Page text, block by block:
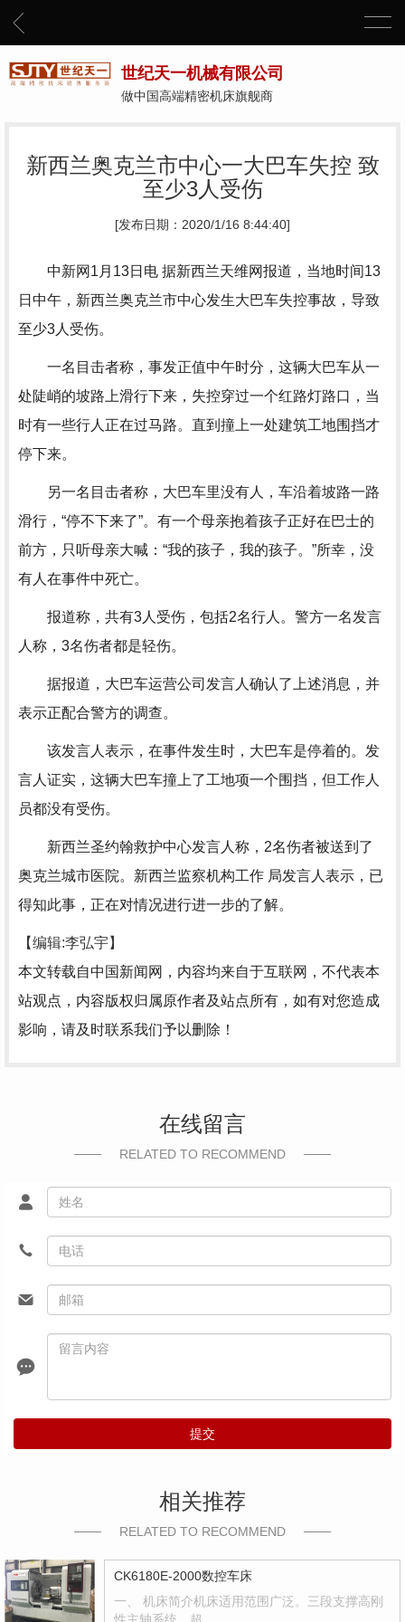
世纪天一机械有限公司
做中国高端精密机床旗舰商
新西兰奥克兰市中心一大巴车失控 致
至少3人受伤
[发布日期：2020/1/16 8:44:40]
中新网1月13日电 据新西兰天维网报道，当地时间13
日中午，新西兰奥克兰市中心发生大巴车失控事故，导致
至少3人受伤。
一名目击者称，事发正值中午时分，这辆大巴车从一
处陡峭的坡路上滑行下来，失控穿过一个红路灯路口，当
时有一些行人正在过马路。直到撞上一处建筑工地围挡才
停下来。
另一名目击者称，大巴车里没有人，车沿着坡路一路
滑行，“停不下来了”。有一个母亲抱着孩子正好在巴士的
前方，只听母亲大喊：“我的孩子，我的孩子。”所幸，没
有人在事件中死亡。
报道称，共有3人受伤，包括2名行人。警方一名发言
人称，3名伤者都是轻伤。
据报道，大巴车运营公司发言人确认了上述消息，并
表示正配合警方的调查。
该发言人表示，在事件发生时，大巴车是停着的。发
言人证实，这辆大巴车撞上了工地项一个围挡，但工作人
员都没有受伤。
新西兰圣约翰救护中心发言人称，2名伤者被送到了
奥克兰城市医院。新西兰监察机构工作 局发言人表示，已
得知此事，正在对情况进行进一步的了解。
【编辑:李弘宇】
本文转载自中国新闻网，内容均来自于互联网，不代表本
站观点，内容版权归属原作者及站点所有，如有对您造成
影响，请及时联系我们予以删除！
在线留言
RELATED TO RECOMMEND
提交
相关推荐
RELATED TO RECOMMEND
CK6180E-2000数控车床
一、 机床简介机床适用范围广泛。三段支撑高刚